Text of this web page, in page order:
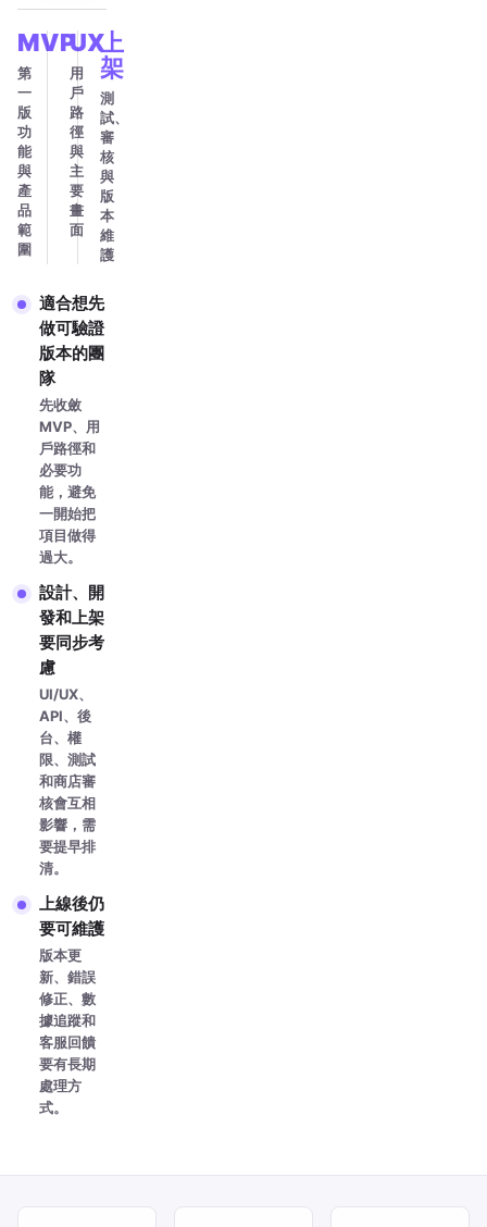
MVP
第
一
版
功
能
與
產
品
範
圍
UX
用
戶
路
徑
與
主
要
畫
面
上
架
測
試、
審
核
與
版
本
維
護
適合想先
做可驗證
版本的團
隊
先收斂
MVP、用
戶路徑和
必要功
能，避免
一開始把
項目做得
過大。
設計、開
發和上架
要同步考
慮
UI/UX、
API、後
台、權
限、測試
和商店審
核會互相
影響，需
要提早排
清。
上線後仍
要可維護
版本更
新、錯誤
修正、數
據追蹤和
客服回饋
要有長期
處理方
式。